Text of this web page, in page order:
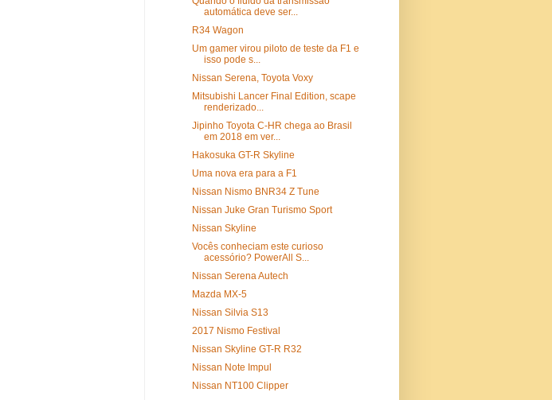
automática deve ser...
R34 Wagon
Um gamer virou piloto de teste da F1 e
isso pode s...
Nissan Serena, Toyota Voxy
Mitsubishi Lancer Final Edition, scape
renderizado...
Jipinho Toyota C-HR chega ao Brasil
em 2018 em ver...
Hakosuka GT-R Skyline
Uma nova era para a F1
Nissan Nismo BNR34 Z Tune
Nissan Juke Gran Turismo Sport
Nissan Skyline
Vocês conheciam este curioso
acessório? PowerAll S...
Nissan Serena Autech
Mazda MX-5
Nissan Silvia S13
2017 Nismo Festival
Nissan Skyline GT-R R32
Nissan Note Impul
Nissan NT100 Clipper